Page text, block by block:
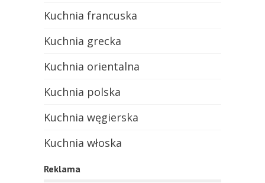
Kuchnia francuska
Kuchnia grecka
Kuchnia orientalna
Kuchnia polska
Kuchnia węgierska
Kuchnia włoska
Reklama